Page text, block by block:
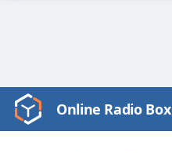
Video
Player
Online Radio Box